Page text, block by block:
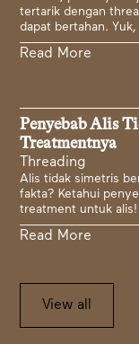
tertarik dengan
dapat bertahan.
Read More
Penyebab Alis
Treatmentnya
Threading
Alis tidak simetris
fakta? Ketahui
treatment untuk alis!
Read More
View all